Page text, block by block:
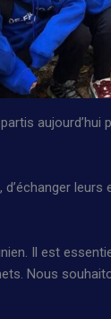
aujourd’hui
leurs
Il est
Nous